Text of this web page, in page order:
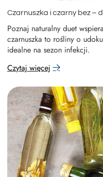
Czarnuszka i czarny bez –
Poznaj naturalny duet
czarnuszka to rośliny o
idealne na sezon infekcji.
Czytaj więcej